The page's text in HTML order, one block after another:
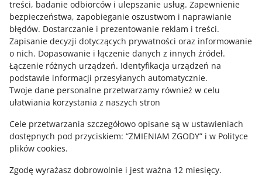
treści, badanie odbiorców i ulepszanie usług. Zapewnienie
bezpieczeństwa, zapobieganie oszustwom i naprawianie
błędów. Dostarczanie i prezentowanie reklam i treści.
Zapisanie decyzji dotyczących prywatności oraz informowanie
o nich. Dopasowanie i łączenie danych z innych źródeł.
Łączenie różnych urządzeń. Identyfikacja urządzeń na
podstawie informacji przesyłanych automatycznie.
Twoje dane personalne przetwarzamy również w celu
ułatwiania korzystania z naszych stron
Cele przetwarzania szczegółowo opisane są w ustawieniach
dostępnych pod przyciskiem: “ZMIENIAM ZGODY” i w Polityce
plików cookies.
Zgodę wyrażasz dobrowolnie i jest ważna 12 miesięcy.
zamówienia od 150 zł– za pierwszą przesyłkę
zapłacisz kwotę, która odpowiada wartości
zamówienia (zgodnie zestawkami). Za każdą kolejną
naliczymy kwotę jak dla zamówień z przedziału od
100 do 149,99 zł, czyli 7,89 zł.
Jeśli kupujący wybierze płatność przy odbiorze, do
kwoty, która odpowiada wartości zamówienia
(zgodnie zestawkami) doliczymy 4,99 zł za usługę
produkt, dostaniesz od kupującego kwotę 4,99 zł za tę
opcję. Dlatego minimalna kwota w cenniku, którą
możesz ustawić dla metod dostawy płatnych przy
odbiorze, wynosi 4,99 zł.